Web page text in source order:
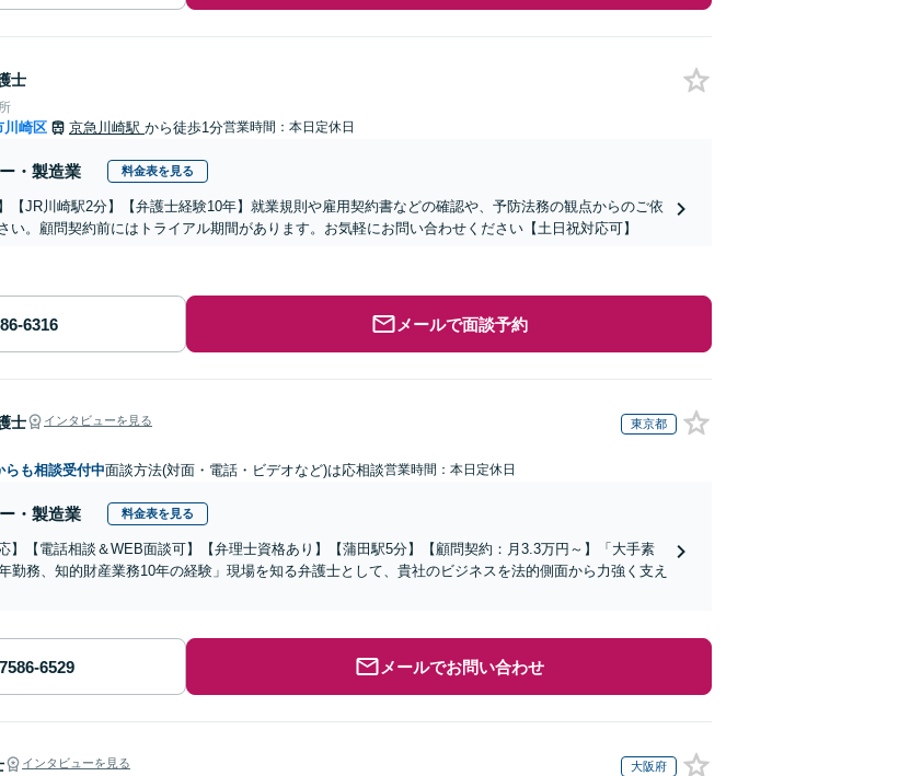
士
川崎区 京急川崎駅 から徒歩1分営業時間：本日定休日
・製造業 料金表を見る
【JR川崎駅2分】【弁護士経験10年】就業規則や雇用契約書などの確認や、予防法務の観点からのご依
い。顧問契約前にはトライアル期間があります。お気軽にお問い合わせください【土日祝対応可】
メールで面談予約
士 インタビューを見る 東京都
らも相談受付中面談方法(対面・電話・ビデオなど)は応相談営業時間：本日定休日
・製造業 料金表を見る
】【電話相談＆WEB面談可】【弁理士資格あり】【蒲田駅5分】【顧問契約：月3.3万円～】「大手素
勤務、知的財産業務10年の経験」現場を知る弁護士として、貴社のビジネスを法的側面から力強く支え
メールでお問い合わせ
インタビューを見る 大阪府